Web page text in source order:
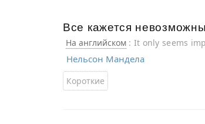
Все кажется
На английском : It only seems
Нельсон Мандела
Короткие